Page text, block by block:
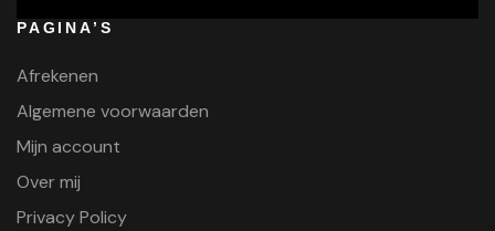
PAGINA’S
Afrekenen
Algemene voorwaarden
Mijn account
Over mij
Privacy Policy